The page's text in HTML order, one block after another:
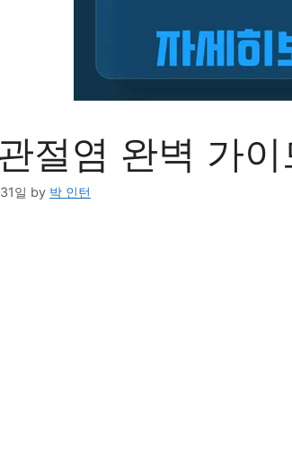
절염 완벽 가
일 by 박 인턴